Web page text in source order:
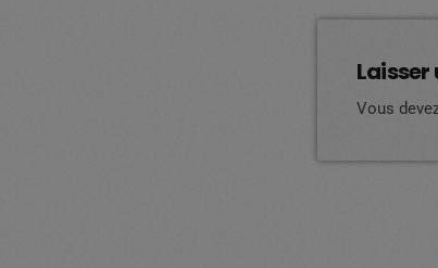
Laisser
Vous